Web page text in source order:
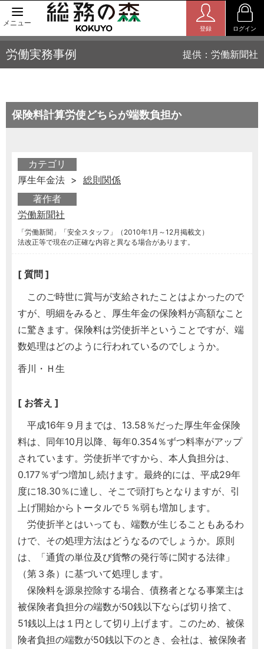
メニュー
登録 ログイン
労働実務事例 提供：労働新聞社
保険料計算労使どちらが端数負担か
カテゴリ
厚生年金法 > 総則関係
著作者
労働新聞社
「労働新聞」「安全スタッフ」（2010年1月～12月掲載文）
法改正等で現在の正確な内容と異なる場合があります。
[ 質問 ]
このご時世に賞与が支給されたことはよかったので
すが、明細をみると、厚生年金の保険料が高額なこと
に驚きます。保険料は労使折半ということですが、端
数処理はどのように行われているのでしょうか。
香川・Ｈ生
[ お答え ]
平成16年９月までは、13.58％だった厚生年金保険
料は、同年10月以降、毎年0.354％ずつ料率がアップ
されています。労使折半ですから、本人負担分は、
0.177％ずつ増加し続けます。最終的には、平成29年
度に18.30％に達し、そこで頭打ちとなりますが、引
上げ開始からトータルで５％弱も増加します。
労使折半とはいっても、端数が生じることもあるわ
けで、その処理方法はどうなるのでしょうか。原則
は、「通貨の単位及び貨幣の発行等に関する法律」
（第３条）に基づいて処理します。
保険料を源泉控除する場合、債務者となる事業主は
被保険者負担分の端数が50銭以下ならば切り捨て、
51銭以上は１円として切り上げます。このため、被保
険者負担の端数が50銭以下のとき、会社は、被保険者